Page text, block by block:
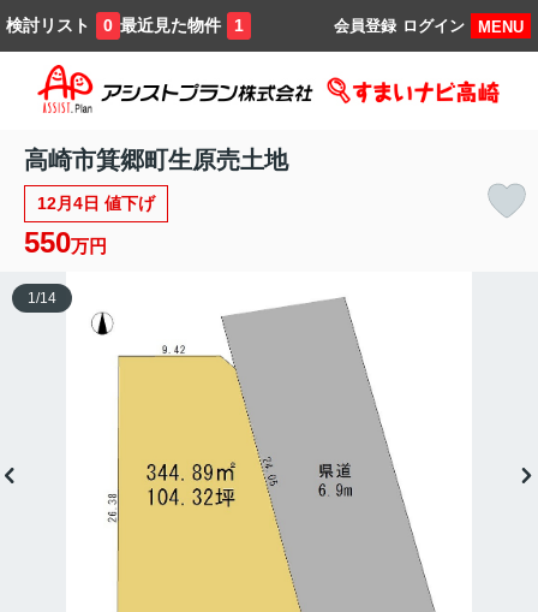
検討リスト 0 最近見た物件 1 MENU
ログイン
会員登録
高崎市箕郷町生原売土地
12月4日 値下げ
550万円
1 /14